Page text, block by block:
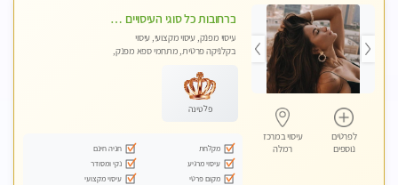
לפרטים
נוספים
עיסוי במרכז
רמלה
ברחובות כל סוגי העיסויים מעסה מקצועית ואיכותית פרטי!!!
עיסוי מפנק, עיסוי מקצועי, עיסוי
בקלניקה פרטית, מתחמי ספא מפנק,
פלטינה
מקלחת
חניה חינם
עיסוי מרגיע
נקי ומסודר
מקום פרטי
עיסוי מקצועי